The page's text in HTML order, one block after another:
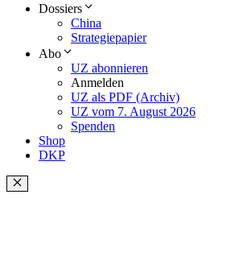
Dossiers
China
Strategiepapier
Abo
UZ abonnieren
Anmelden
UZ als PDF (Archiv)
UZ vom 7. August 2026
Spenden
Shop
DKP
Schließen